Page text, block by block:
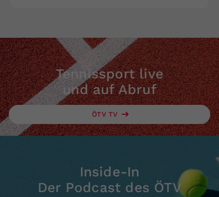
Tennissport live
und auf Abruf
ÖTV TV
Inside-In
Der Podcast des ÖTV